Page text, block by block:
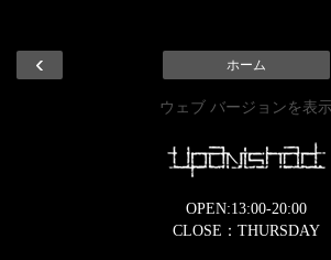
‹ ホーム
ウェブ バージョンを表
OPEN:13:00-20:00
CLOSE：THURSDAY